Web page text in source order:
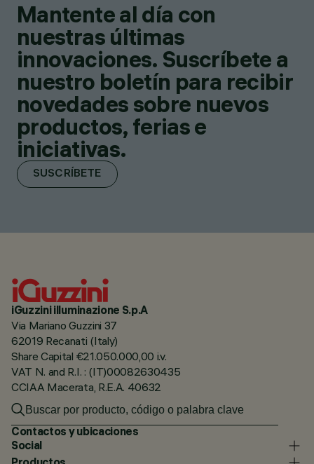
Mantente al día con
nuestras últimas
innovaciones. Suscríbete a
nuestro boletín para recibir
novedades sobre nuevos
productos, ferias e
iniciativas.
SUSCRÍBETE
iGuzzini illuminazione S.p.A
Via Mariano Guzzini 37
62019 Recanati (Italy)
Share Capital €21.050.000,00 i.v.
VAT N. and R.I. : (IT)00082630435
CCIAA Macerata, R.E.A. 40632
Contactos y ubicaciones
Social